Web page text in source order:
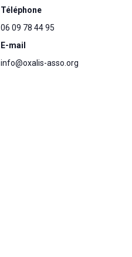
Téléphone
06 09 78 44 95
E-mail
info@oxalis-asso.org